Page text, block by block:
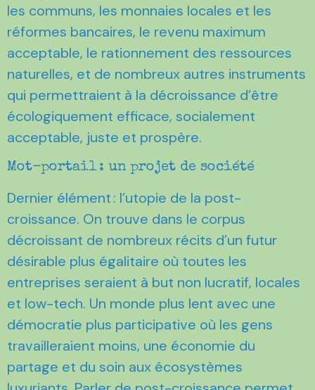
les communs, les monnaies locales et les
réformes bancaires, le revenu maximum
acceptable, le rationnement des ressources
naturelles, et de nombreux autres instruments
qui permettraient à la décroissance d’être
écologiquement efficace, socialement
acceptable, juste et prospère.
Mot-portail : un projet de société
Dernier élément : l’utopie de la post-
croissance. On trouve dans le corpus
décroissant de nombreux récits d’un futur
désirable plus égalitaire où toutes les
entreprises seraient à but non lucratif, locales
et low-tech. Un monde plus lent avec une
démocratie plus participative où les gens
travailleraient moins, une économie du
partage et du soin aux écosystèmes